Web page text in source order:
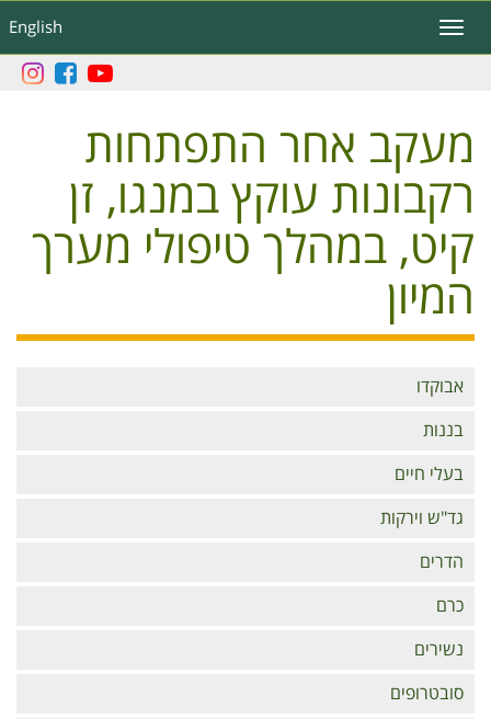
לתוכן
העיקרי
English
Toggle
navigation
מעקב אחר התפתחות
רקבונות עוקץ במנגו, זן
קיט, במהלך טיפולי מערך
המיון
Branches
אבוקדו
בננות
בעלי חיים
גד"ש וירקות
הדרים
כרם
נשירים
סובטרופים